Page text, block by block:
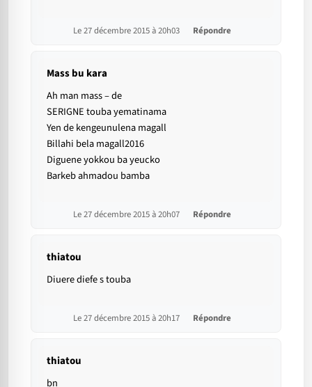
Le 27 décembre 2015 à 20h03 Répondre
Mass bu kara
Ah man mass – de
SERIGNE touba yematinama
Yen de kengeunulena magall
Billahi bela magall2016
Diguene yokkou ba yeucko
Barkeb ahmadou bamba
Le 27 décembre 2015 à 20h07 Répondre
thiatou
Diuere diefe s touba
Le 27 décembre 2015 à 20h17 Répondre
thiatou
bn